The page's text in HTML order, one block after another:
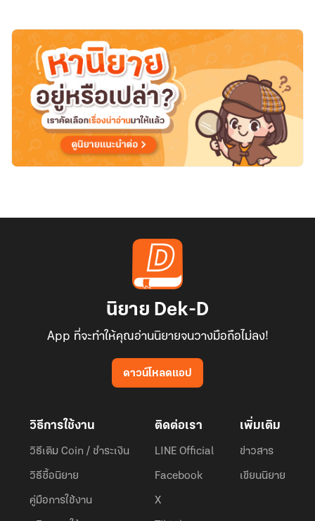
ยัง
ไง
นิยาย Dek-D
App ที่จะทำให้คุณอ่านนิยายจนวางมือถือไม่ลง!
ดาวน์โหลดแอป
วิธีการใช้งาน
วิธีเติม Coin / ชำระเงิน
วิธีซื้อนิยาย
คู่มือการใช้งาน
ติดต่อเรา
LINE Official
Facebook
X
เพิ่มเติม
ข่าวสาร
เขียนนิยาย